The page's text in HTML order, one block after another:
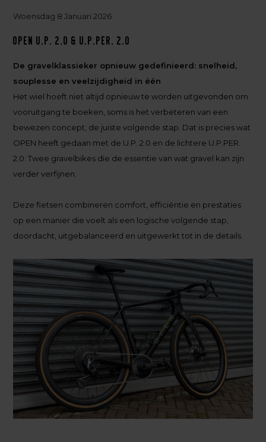
Woensdag 8 Januari 2026
OPEN U.P. 2.0 & U.P.PER. 2.0
De gravelklassieker opnieuw gedefinieerd: snelheid,
souplesse en veelzijdigheid in één
Het wiel hoeft niet altijd opnieuw te worden uitgevonden om
vooruitgang te boeken, soms is het verbeteren van een
bewezen concept, de juiste volgende stap. Dat is precies wat
OPEN heeft gedaan met de U.P. 2.0 en de lichtere U.P.PER.
2.0. Twee gravelbikes die de essentie van wat gravel kan zijn
verder verfijnen.
Deze fietsen combineren comfort, efficiëntie en prestaties
op een manier die voelt als een logische volgende stap,
doordacht, uitgebalanceerd en uitgewerkt tot in de details.